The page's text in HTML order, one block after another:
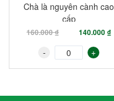
Chà là nguyên cành cao
cấp
160.000 ₫ 140.000 ₫
- +